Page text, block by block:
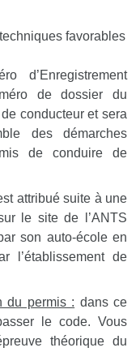
favorables
d’Enregistrement
de dossier du
conducteur et sera
des démarches
de conduire de
attribué suite à une
le site de l’ANTS
son auto-école en
l’établissement de
du permis : dans ce
le code. Vous
théorique du